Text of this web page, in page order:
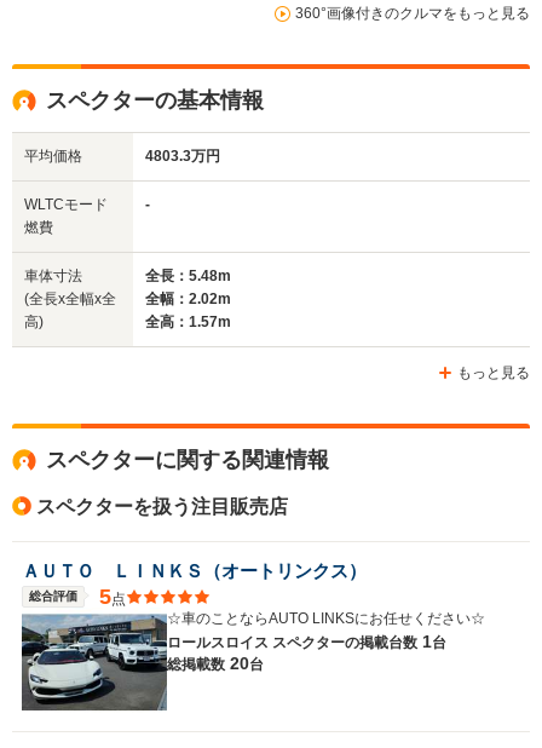
燃費
駆動方式
360°画像付きのクルマをもっと見る
スペクターの基本情報
平均価格 4803.3万円
WLTCモード
燃費
-
車体寸法
(全長x全幅x全
高)
全長：5.48m
全幅：2.02m
全高：1.57m
もっと見る
スペクターに関する関連情報
スペクターを扱う注目販売店
ＡＵＴＯ ＬＩＮＫＳ（オートリンクス）
総合評価 5点
☆車のことならAUTO LINKSにお任せください☆
ロールスロイス スペクターの掲載台数 1台
総掲載数 20台